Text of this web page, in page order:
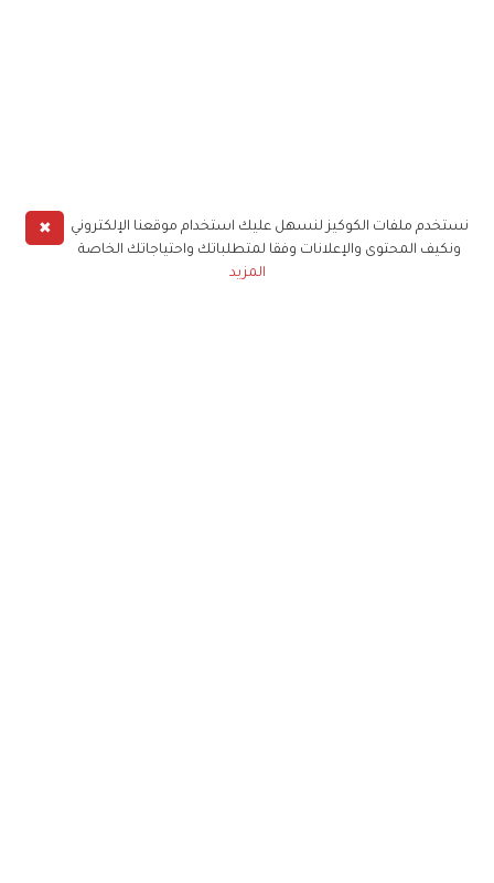
✖
نستخدم ملفات الكوكيز لنسهل عليك استخدام موقعنا الإلكتروني
ونكيف المحتوى والإعلانات وفقا لمتطلباتك واحتياجاتك الخاصة
المزيد